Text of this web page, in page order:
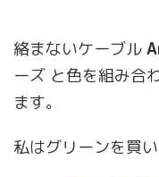
絡まないケーブル
ーズ と色を組み合
ます。
私はグリーンを買い